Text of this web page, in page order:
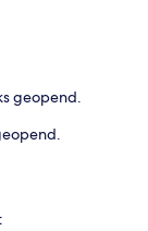
geopend.